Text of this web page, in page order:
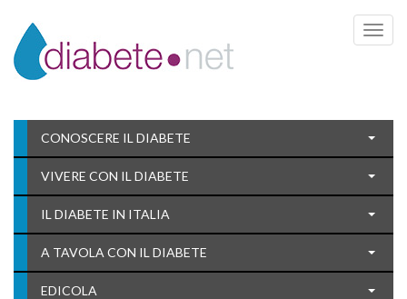
Toggle
CONOSCERE IL DIABETE
VIVERE CON IL DIABETE
IL DIABETE IN ITALIA
A TAVOLA CON IL DIABETE
EDICOLA